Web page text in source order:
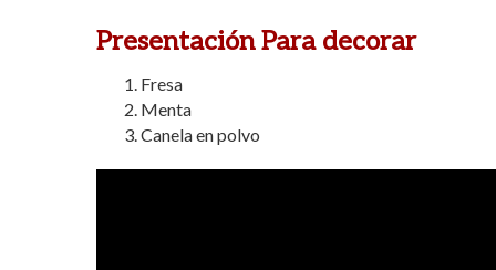
Presentación Para decorar
Fresa
Menta
Canela en polvo